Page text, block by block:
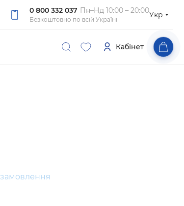
0 800 332 037 Пн–Нд 10:00 – 20:00
Безкоштовно по всій Україні
Укр
Кабінет